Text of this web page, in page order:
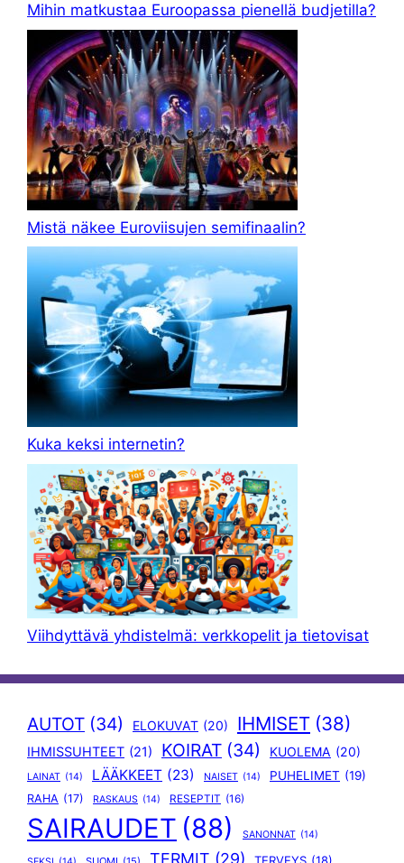
Mihin matkustaa Euroopassa pienellä budjetilla?
Mistä näkee Euroviisujen semifinaalin?
Kuka keksi internetin?
Viihdyttävä yhdistelmä: verkkopelit ja tietovisat
AUTOT (34) ELOKUVAT (20) IHMISET (38)
IHMISSUHTEET (21) KOIRAT (34) KUOLEMA (20)
LAINAT (14) LÄÄKKEET (23) NAISET (14) PUHELIMET (19)
RAHA (17) RASKAUS (14) RESEPTIT (16)
SAIRAUDET (88) SANONNAT (14)
TERMIT (29) TERVEYS (18)